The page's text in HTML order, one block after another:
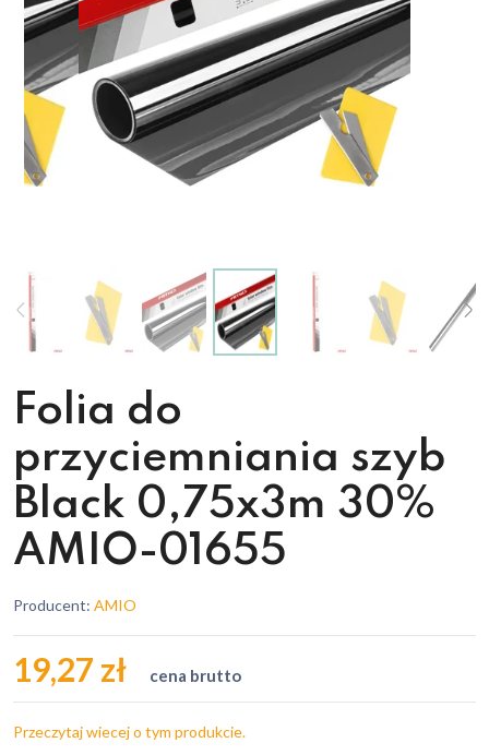
Folia do
przyciemniania szyb
Black 0,75x3m 30%
AMIO-01655
Producent: AMIO
19,27 zł cena brutto
Przeczytaj wiecej o tym produkcie.